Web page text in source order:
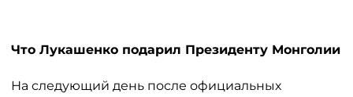
Что Лукашенко подарил Президенту Монголии
На следующий день после официальных